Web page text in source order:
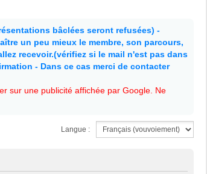
bâclées seront refusées) -
un peu mieux le membre, son parcours,
recevoir.(vérifiez si le mail n'est pas dans
- Dans ce cas merci de contacter
sur une publicité affichée par Google. Ne
Langue :